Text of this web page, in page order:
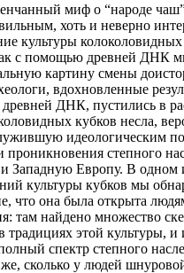
миф о “народе
хоть и неверно
культуры
с помощью древней ДНК
картину смены
вдохновленные
древней ДНК, пустились в
кубков несла,
идеологическим
проникновения степного
Западную Европу. В одном
культуры кубков мы
что она была открыта
там найдено множество
традициях этой культуры,
спектр степного
же, сколько у людей